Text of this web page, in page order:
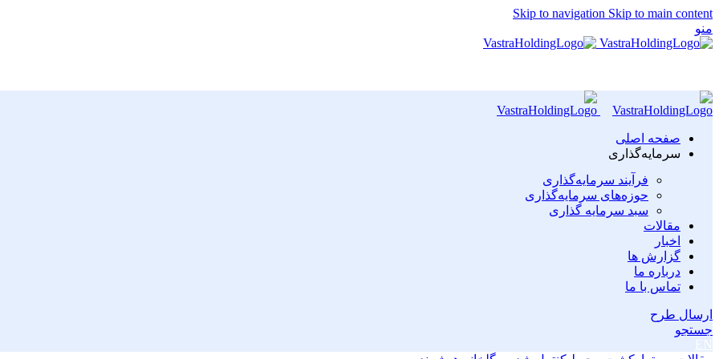
Skip to navigation Skip to main content
منو
صفحه اصلی
سرمایه‌گذاری
فرآیند سرمایه‌گذاری
حوزه‌های سرمایه‌گذاری
سبد سرمایه گذاری
مقالات
اخبار
گزارش ها
درباره ما
تماس با ما
ارسال طرح
جستجو
EN